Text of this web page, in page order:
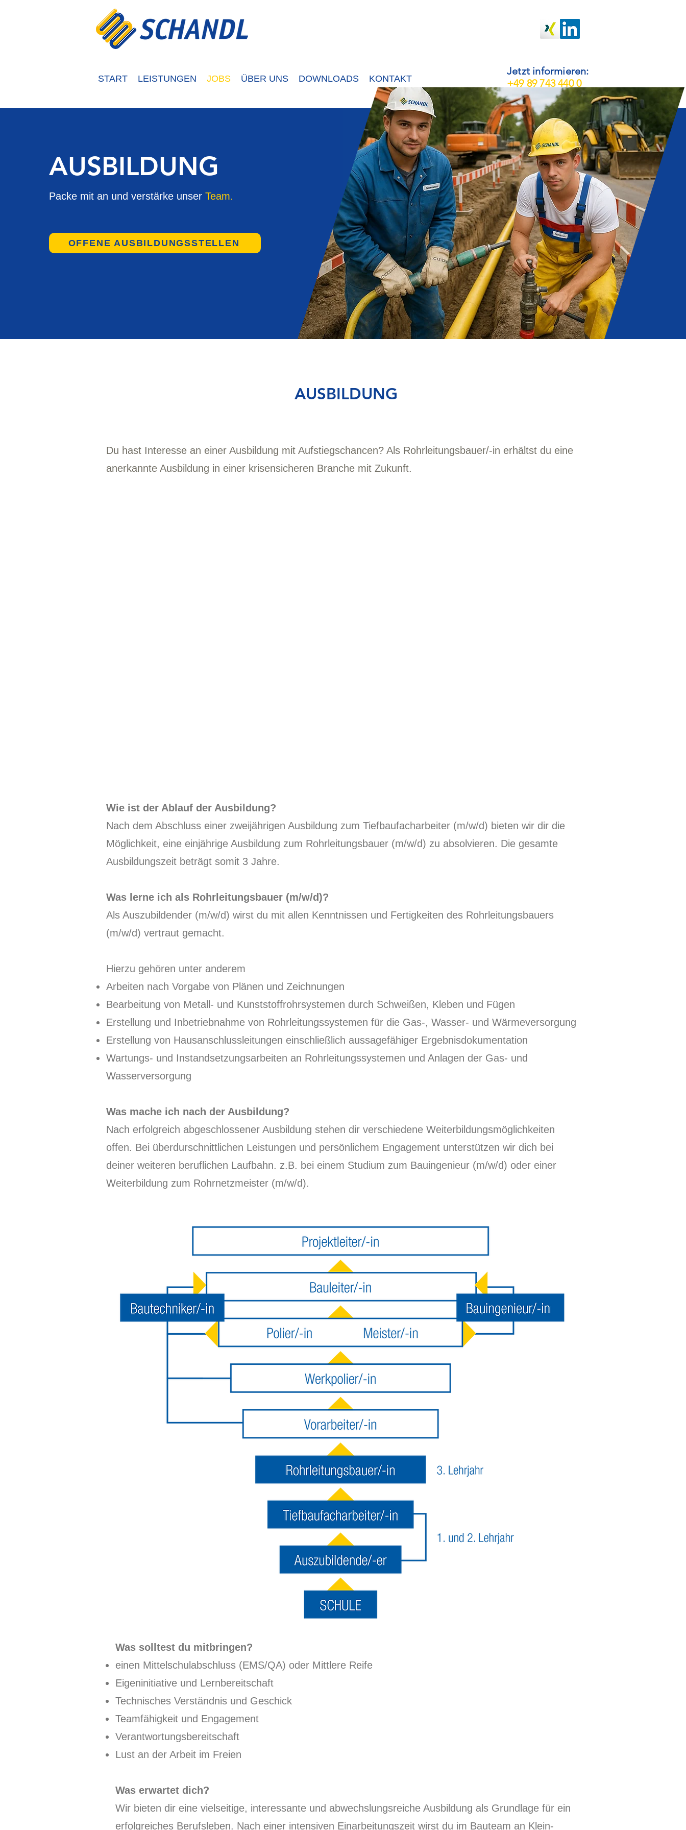
START LEISTUNGEN JOBS ÜBER UNS DOWNLOADS KONTAKT
Jetzt informieren:
+49 89 743 440 0
AUSBILDUNG
Packe mit an und verstärke unser Team.
OFFENE AUSBILDUNGSSTELLEN
AUSBILDUNG
Du hast Interesse an einer Ausbildung mit Aufstiegschancen? Als Rohrleitungsbauer/-in erhältst du eine
anerkannte Ausbildung in einer krisensicheren Branche mit Zukunft.
Wie ist der Ablauf der Ausbildung?
Nach dem Abschluss einer zweijährigen Ausbildung zum Tiefbaufacharbeiter (m/w/d) bieten wir dir die
Möglichkeit, eine einjährige Ausbildung zum Rohrleitungsbauer (m/w/d) zu absolvieren. Die gesamte
Ausbildungszeit beträgt somit 3 Jahre.
Was lerne ich als Rohrleitungsbauer (m/w/d)?
Als Auszubildender (m/w/d) wirst du mit allen Kenntnissen und Fertigkeiten des Rohrleitungsbauers
(m/w/d) vertraut gemacht.
Hierzu gehören unter anderem
Arbeiten nach Vorgabe von Plänen und Zeichnungen
Bearbeitung von Metall- und Kunststoffrohrsystemen durch Schweißen, Kleben und Fügen
Erstellung und Inbetriebnahme von Rohrleitungssystemen für die Gas-, Wasser- und Wärmeversorgung
Erstellung von Hausanschlussleitungen einschließlich aussagefähiger Ergebnisdokumentation
Wartungs- und Instandsetzungsarbeiten an Rohrleitungssystemen und Anlagen der Gas- und
Wasserversorgung
Was mache ich nach der Ausbildung?
Nach erfolgreich abgeschlossener Ausbildung stehen dir verschiedene Weiterbildungsmöglichkeiten
offen. Bei überdurschnittlichen Leistungen und persönlichem Engagement unterstützen wir dich bei
deiner weiteren beruflichen Laufbahn. z.B. bei einem Studium zum Bauingenieur (m/w/d) oder einer
Weiterbildung zum Rohrnetzmeister (m/w/d).
Was solltest du mitbringen?
einen Mittelschulabschluss (EMS/QA) oder Mittlere Reife
Eigeninitiative und Lernbereitschaft
Technisches Verständnis und Geschick
Teamfähigkeit und Engagement
Verantwortungsbereitschaft
Lust an der Arbeit im Freien
Was erwartet dich?
Wir bieten dir eine vielseitige, interessante und abwechslungsreiche Ausbildung als Grundlage für ein
erfolgreiches Berufsleben. Nach einer intensiven Einarbeitungszeit wirst du im Bauteam an Klein-